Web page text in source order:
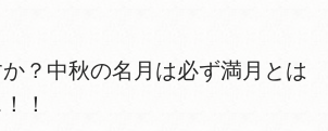
？中秋の名月は必ず満月とは
！